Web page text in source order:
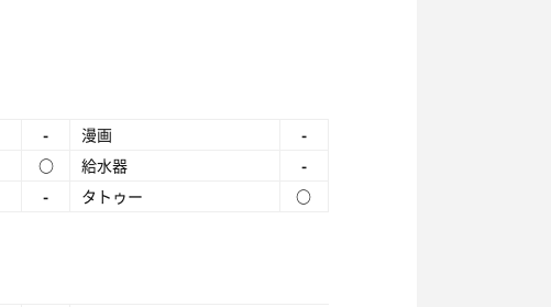
- 漫画
-
○ 給水器
-
- タトゥー ○